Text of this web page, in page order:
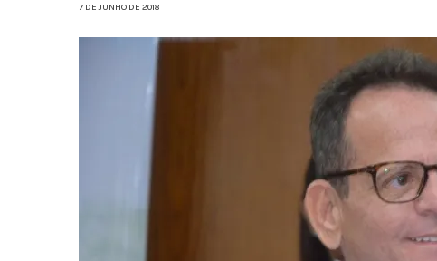
7 DE JUNHO DE 2018